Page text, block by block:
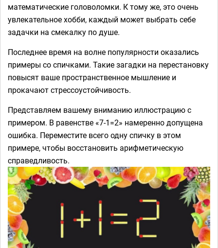
математические головоломки. К тому же, это очень
увлекательное хобби, каждый может выбрать себе
задачки на смекалку по душе.
Последнее время на волне популярности оказались
примеры со спичками. Такие загадки на перестановку
повысят ваше пространственное мышление и
прокачают стрессоустойчивость.
Представляем вашему вниманию иллюстрацию с
примером. В равенстве «7-1=2» намеренно допущена
ошибка. Переместите всего одну спичку в этом
примере, чтобы восстановить арифметическую
справедливость.